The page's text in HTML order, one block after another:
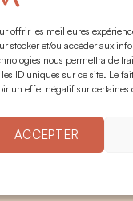
offrir les meilleures
stocker et/ou accéder aux
nous permettra de
ID uniques sur ce site. Le
un effet négatif sur certaines
ACCEPTER